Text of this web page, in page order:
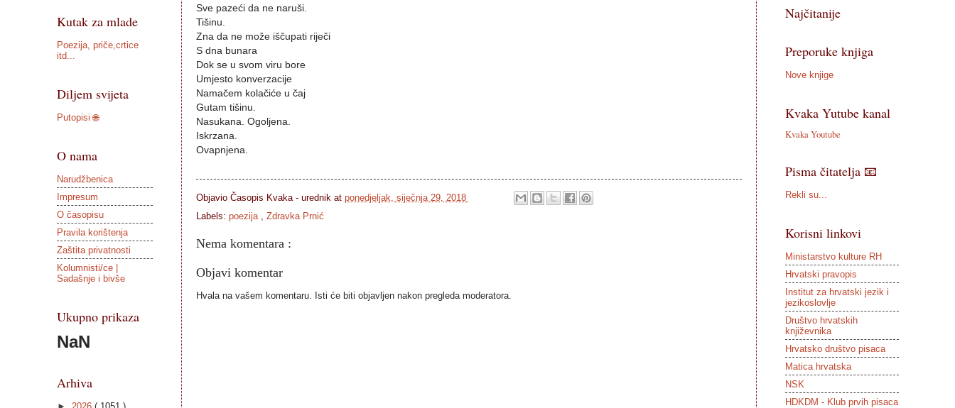
Sve pazeći da ne naruši.
Tišinu.
Zna da ne može iščupati riječi
S dna bunara
Dok se u svom viru bore
Umjesto konverzacije
Namačem kolačiće u čaj
Gutam tišinu.
Nasukana. Ogoljena.
Iskrzana.
Ovapnjena.
Objavio Časopis Kvaka - urednik at ponedjeljak, siječnja 29, 2018
Labels: poezija , Zdravka Prnić
Nema komentara :
Objavi komentar
Hvala na vašem komentaru. Isti će biti objavljen nakon pregleda moderatora.
Kutak za mlade
Poezija, priče,crtice
itd...
Diljem svijeta
Putopisi 🌐
O nama
Narudžbenica
Impresum
O časopisu
Pravila korištenja
Zaštita privatnosti
Kolumnisti/ce |
Sadašnje i bivše
Ukupno prikaza
NaN
Arhiva
► 2026 ( 1051 )
Najčitanije
Preporuke knjiga
Nove knjige
Kvaka Yutube kanal
Kvaka Youtube
Pisma čitatelja 📧
Rekli su...
Korisni linkovi
Ministarstvo kulture RH
Hrvatski pravopis
Institut za hrvatski jezik i
jezikoslovlje
Društvo hrvatskih
književnika
Hrvatsko društvo pisaca
Matica hrvatska
NSK
HDKDM - Klub prvih pisaca